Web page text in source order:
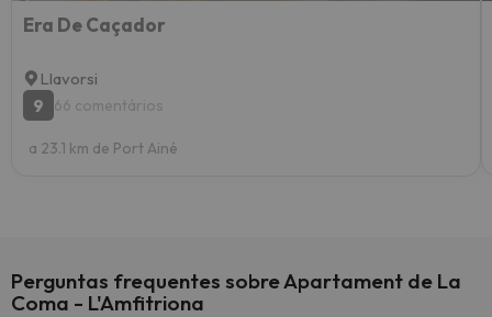
Era De Caçador
Llavorsi
9
66 comentários
a 23.1 km de Port Ainé
Perguntas frequentes sobre Apartament de La
Coma - L'Amfitriona